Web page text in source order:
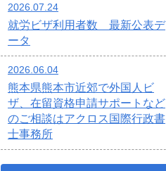
2026.07.24
就労ビザ利用者数 最新公表デ
ータ
2026.06.04
熊本県熊本市近郊で外国人ビ
ザ、在留資格申請サポートなど
のご相談はアクロス国際行政書
士事務所